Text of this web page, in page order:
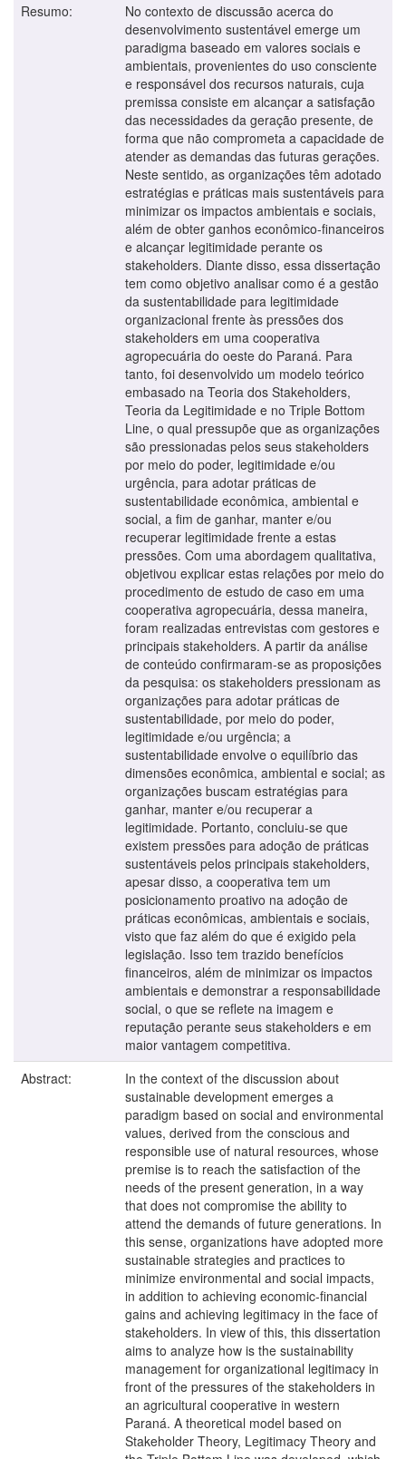
Resumo:
No contexto de discussão acerca do
desenvolvimento sustentável emerge um
paradigma baseado em valores sociais e
ambientais, provenientes do uso consciente
e responsável dos recursos naturais, cuja
premissa consiste em alcançar a satisfação
das necessidades da geração presente, de
forma que não comprometa a capacidade de
atender as demandas das futuras gerações.
Neste sentido, as organizações têm adotado
estratégias e práticas mais sustentáveis para
minimizar os impactos ambientais e sociais,
além de obter ganhos econômico-financeiros
e alcançar legitimidade perante os
stakeholders. Diante disso, essa dissertação
tem como objetivo analisar como é a gestão
da sustentabilidade para legitimidade
organizacional frente às pressões dos
stakeholders em uma cooperativa
agropecuária do oeste do Paraná. Para
tanto, foi desenvolvido um modelo teórico
embasado na Teoria dos Stakeholders,
Teoria da Legitimidade e no Triple Bottom
Line, o qual pressupõe que as organizações
são pressionadas pelos seus stakeholders
por meio do poder, legitimidade e/ou
urgência, para adotar práticas de
sustentabilidade econômica, ambiental e
social, a fim de ganhar, manter e/ou
recuperar legitimidade frente a estas
pressões. Com uma abordagem qualitativa,
objetivou explicar estas relações por meio do
procedimento de estudo de caso em uma
cooperativa agropecuária, dessa maneira,
foram realizadas entrevistas com gestores e
principais stakeholders. A partir da análise
de conteúdo confirmaram-se as proposições
da pesquisa: os stakeholders pressionam as
organizações para adotar práticas de
sustentabilidade, por meio do poder,
legitimidade e/ou urgência; a
sustentabilidade envolve o equilíbrio das
dimensões econômica, ambiental e social; as
organizações buscam estratégias para
ganhar, manter e/ou recuperar a
legitimidade. Portanto, concluiu-se que
existem pressões para adoção de práticas
sustentáveis pelos principais stakeholders,
apesar disso, a cooperativa tem um
posicionamento proativo na adoção de
práticas econômicas, ambientais e sociais,
visto que faz além do que é exigido pela
legislação. Isso tem trazido benefícios
financeiros, além de minimizar os impactos
ambientais e demonstrar a responsabilidade
social, o que se reflete na imagem e
reputação perante seus stakeholders e em
maior vantagem competitiva.
Abstract:
In the context of the discussion about
sustainable development emerges a
paradigm based on social and environmental
values, derived from the conscious and
responsible use of natural resources, whose
premise is to reach the satisfaction of the
needs of the present generation, in a way
that does not compromise the ability to
attend the demands of future generations. In
this sense, organizations have adopted more
sustainable strategies and practices to
minimize environmental and social impacts,
in addition to achieving economic-financial
gains and achieving legitimacy in the face of
stakeholders. In view of this, this dissertation
aims to analyze how is the sustainability
management for organizational legitimacy in
front of the pressures of the stakeholders in
an agricultural cooperative in western
Paraná. A theoretical model based on
Stakeholder Theory, Legitimacy Theory and